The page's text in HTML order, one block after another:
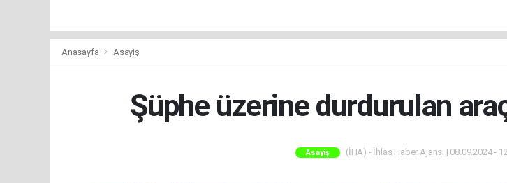
Anasayfa Asayiş
Şüphe üzerine durdurulan
Asayiş (İHA) - İhlas Haber Ajansı | 08.09.2024 -